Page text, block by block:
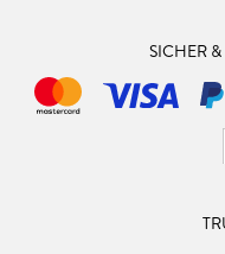
SICHER